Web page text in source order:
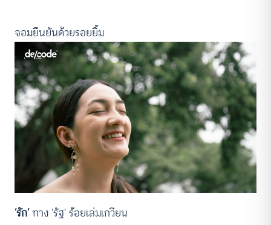
จอมยืนยันด้วยรอยยิ้ม
‘รัก’ทาง ‘รัฐ’ ร้อยเล่มเกวียน